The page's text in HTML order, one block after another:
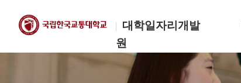
대학일자리개발
원